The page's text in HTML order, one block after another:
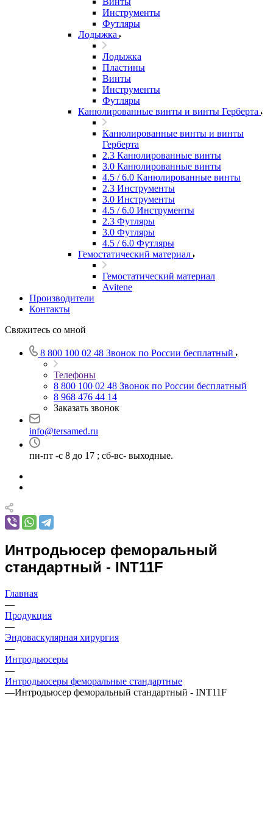
Инструменты
Футляры
Лодыжка
Лодыжка
Пластины
Винты
Инструменты
Футляры
Канюлированные винты и винты Герберта
Канюлированные винты и винты
Герберта
2.3 Канюлированные винты
3.0 Канюлированные винты
4.5 / 6.0 Канюлированные винты
2.3 Инструменты
3.0 Инструменты
4.5 / 6.0 Инструменты
2.3 Футляры
3.0 Футляры
4.5 / 6.0 Футляры
Гемостатический материал
Гемостатический материал
Avitene
Производители
Контакты
Свяжитесь со мной
8 800 100 02 48 Звонок по России бесплатный
Телефоны
8 800 100 02 48 Звонок по России бесплатный
8 968 476 44 14
Заказать звонок
info@tersamed.ru
пн-пт -с 8 до 17 ; сб-вс- выходные.
Интродьюсер феморальный
стандартный - INT11F
Главная
—
Продукция
—
Эндоваскулярная хирургия
—
Интродьюсеры
—
Интродьюсеры феморальные стандартные
—Интродьюсер феморальный стандартный - INT11F